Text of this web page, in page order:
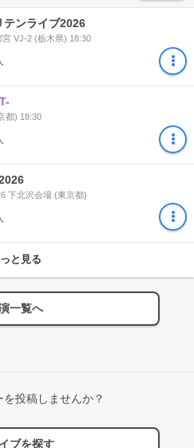
テンライブ2026
宮 VJ-2 (栃木県) 18:30
都) 18:30
下北沢会場 (東京都)
と見る
一覧へ
投稿しませんか？
ブを探す